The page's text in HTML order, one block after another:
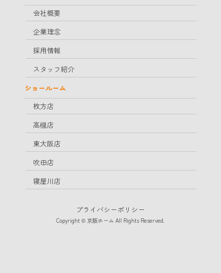
会社概要
企業理念
採用情報
スタッフ紹介
ショールーム
枚方店
高槻店
東大阪店
吹田店
寝屋川店
プライバシーポリシー
Copyright © 京阪ホーム All Rights Reserved.